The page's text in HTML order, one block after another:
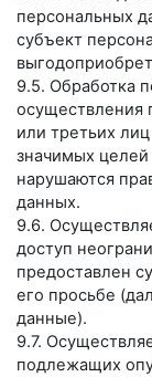
персональных
субъект
9.5. Обработка
осуществления
или третьих
значимых целей
нарушаются
данных.
9.6.
доступ
предоставлен
его просьбе
данные).
9.7.
подлежащих